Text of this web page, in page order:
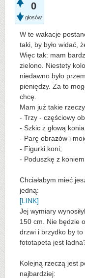
0
głosów
W te wakacje
taki, by było widać,
Więc tak: mam
zielono. Niestety
niedawno było
pieniędzy. Za to
chcę.
Mam już takie
- Trzy - częściowy
- Szkic z głową
- Parę obrazów i
- Figurki koni;
- Poduszkę z
Chciałabym mieć
jedną:
[LINK]
Jej wymiary
150 cm. Nie będzie
drzwi i brzydko by to
fototapeta jest
Kolejną rzeczą jest
najbardziej: